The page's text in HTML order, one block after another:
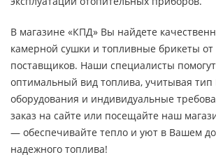
В магазине «КПД» Вы найдете
камерной сушки и топливные брикеты
поставщиков. Наши специалисты
оптимальный вид топлива, учитывая тип
оборудования и индивидуальные
заказ на сайте или посещайте наш
— обеспечивайте тепло и уют в Вашем
надежного топлива!